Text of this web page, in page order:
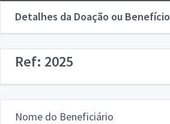
Detalhes da Doação ou Benefício
Ref: 2025
Nome do Beneficiário